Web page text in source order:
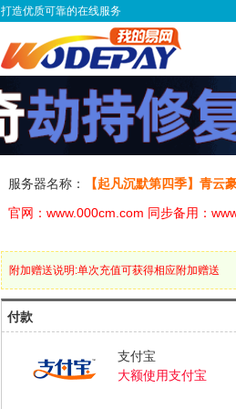
打造优质可靠的在线服务
服务器名称： 【起凡沉默第四季】青云
官网：www.000cm.com 同步备用：
附加赠送说明:单次充值可获得相应附加赠送
付款
支付宝
大额使用支付宝